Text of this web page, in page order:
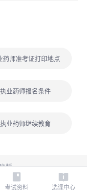
药师准考证打印地点
执业药师报名条件
执业药师继续教育
版
Reserved
考试资料 选课中心